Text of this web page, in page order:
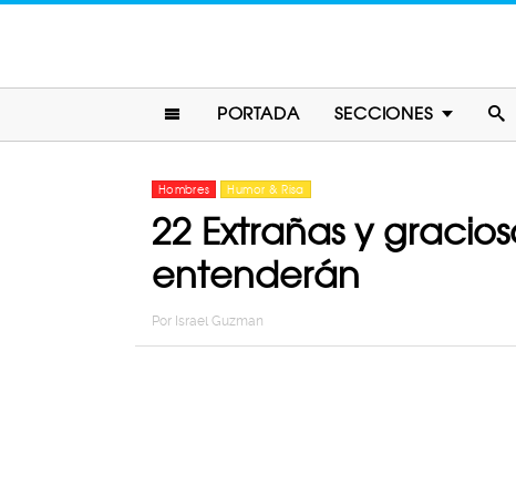
PORTADA SECCIONES
Hombres Humor & Risa
22 Extrañas y
entenderán
Por Israel Guzman